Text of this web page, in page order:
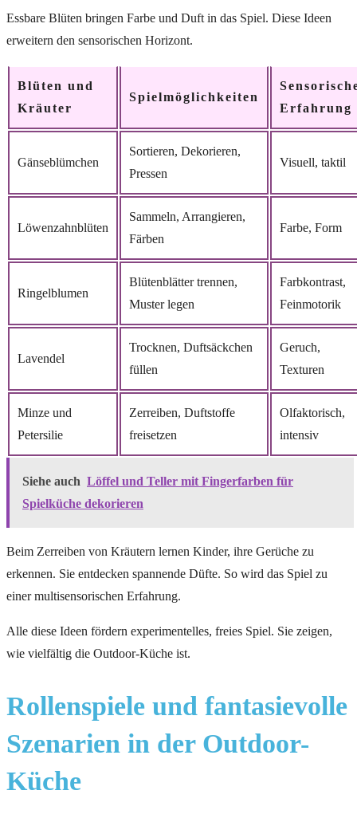
Essbare Blüten bringen Farbe und Duft in das Spiel. Diese Ideen
erweitern den sensorischen Horizont.
Blüten und
Kräuter
Spielmöglichkeiten
Erfahrung
Gänseblümchen
Sortieren, Dekorieren,
Pressen
Visuell, taktil
Löwenzahnblüten
Sammeln, Arrangieren,
Färben
Farbe, Form
Ringelblumen
Blütenblätter trennen,
Muster legen
Farbkontrast,
Feinmotorik
Lavendel
Trocknen, Duftsäckchen
füllen
Geruch,
Texturen
Minze und
Petersilie
Zerreiben, Duftstoffe
freisetzen
Olfaktorisch,
intensiv
Siehe auch Löffel und Teller mit Fingerfarben für
Spielküche dekorieren
Beim Zerreiben von Kräutern lernen Kinder, ihre Gerüche zu
erkennen. Sie entdecken spannende Düfte. So wird das Spiel zu
einer multisensorischen Erfahrung.
Alle diese Ideen fördern experimentelles, freies Spiel. Sie zeigen,
wie vielfältig die Outdoor-Küche ist.
Rollenspiele und fantasievolle
Szenarien in der Outdoor-
Küche